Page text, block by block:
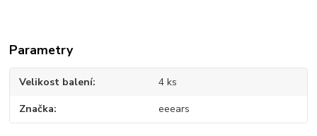
Parametry
Velikost balení 4 ks
Značka eeears